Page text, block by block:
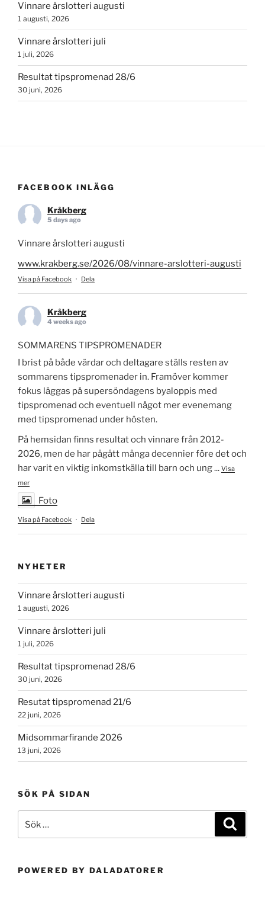
Vinnare årslotteri augusti
1 augusti, 2026
Vinnare årslotteri juli
1 juli, 2026
Resultat tipspromenad 28/6
30 juni, 2026
FACEBOOK INLÄGG
Kråkberg
5 days ago
Vinnare årslotteri augusti
www.krakberg.se/2026/08/vinnare-arslotteri-augusti
Visa på Facebook · Dela
Kråkberg
4 weeks ago
SOMMARENS TIPSPROMENADER
I brist på både värdar och deltagare ställs resten av
sommarens tipspromenader in. Framöver kommer
fokus läggas på supersöndagens byaloppis med
tipspromenad och eventuell något mer evenemang
med tipspromenad under hösten.
På hemsidan finns resultat och vinnare från 2012-
2026, men de har pågått många decennier före det och
har varit en viktig inkomstkälla till barn och ung... Visa
mer
Foto
Visa på Facebook · Dela
NYHETER
Vinnare årslotteri augusti
1 augusti, 2026
Vinnare årslotteri juli
1 juli, 2026
Resultat tipspromenad 28/6
30 juni, 2026
Resutat tipspromenad 21/6
22 juni, 2026
Midsommarfirande 2026
13 juni, 2026
SÖK PÅ SIDAN
efter:
POWERED BY DALADATORER